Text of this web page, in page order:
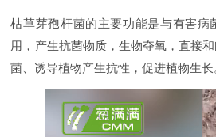
枯草芽孢杆菌的主要功能是与有害病
用，产生抗菌物质，生物夺氧，直接
菌、诱导植物产生抗性，促进植物生长